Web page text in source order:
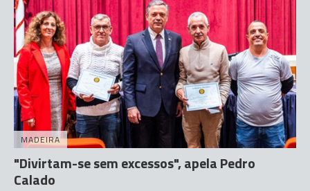
MADEIRA
"Divirtam-se sem excessos", apela Pedro
Calado